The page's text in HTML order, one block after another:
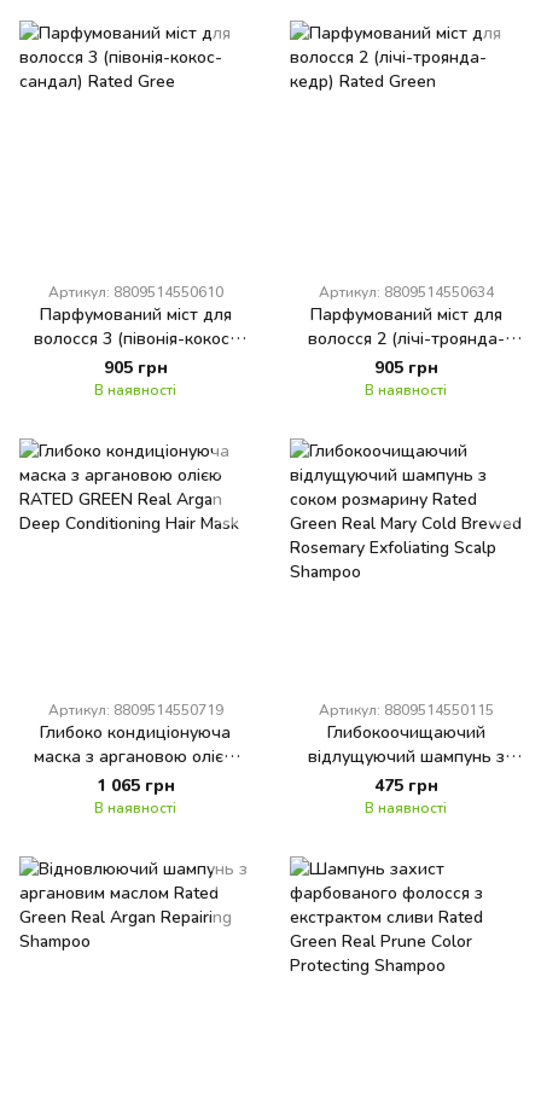
Артикул: 8809514550610
Парфумований міст для
волосся 3 (півонія-кокос-
сандал) Rated Gree
905 грн
В наявності
Артикул: 8809514550634
Парфумований міст для
волосся 2 (лічі-троянда-
кедр) Rated Green
905 грн
В наявності
Артикул: 8809514550719
Глибоко кондиціонуюча
маска з аргановою олією
RATED GREEN Real Argan
Deep Conditioning Hair Mask
1 065 грн
В наявності
Артикул: 8809514550115
Глибокоочищаючий
відлущуючий шампунь з
соком розмарину Rated
Green Real Mary Cold Brewed
475 грн
В наявності